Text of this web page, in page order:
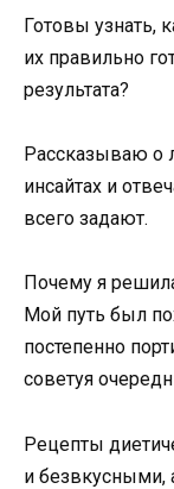
Готовы узнать,
их правильно
результата?
Рассказываю о
инсайтах и
всего задают.
Почему я
Мой путь был
постепенно
советуя
Рецепты
и безвкусными,